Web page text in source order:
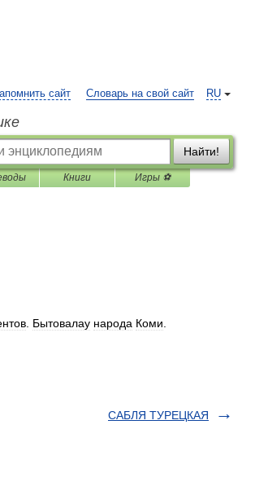
RU
сайт Словарь на свой сайт
Найти!
Книги Игры ⚽
Бытовалау народа Коми
САБЛЯ ТУРЕЦКАЯ